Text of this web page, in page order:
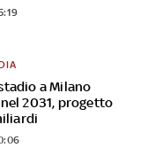
a Milano
2031, progetto